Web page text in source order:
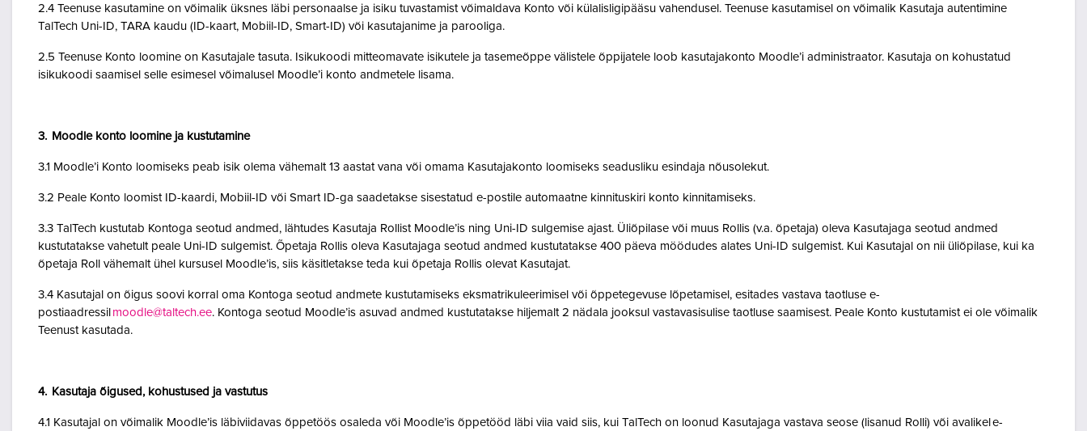
2.4 Teenuse kasutamine on võimalik üksnes läbi personaalse ja isiku tuvastamist võimaldava Konto või külalisligipääsu vahendusel. Teenuse kasutamisel on võimalik Kasutaja autentimine
TalTech Uni-ID, TARA kaudu (ID-kaart, Mobiil-ID, Smart-ID) või kasutajanime ja parooliga.
2.5 Teenuse Konto loomine on Kasutajale tasuta. Isikukoodi mitteomavate isikutele ja tasemeõppe välistele õppijatele loob kasutajakonto Moodle’i administraator. Kasutaja on kohustatud
isikukoodi saamisel selle esimesel võimalusel Moodle’i konto andmetele lisama.
3. Moodle konto loomine ja kustutamine
3.1 Moodle’i Konto loomiseks peab isik olema vähemalt 13 aastat vana või omama Kasutajakonto loomiseks seadusliku esindaja nõusolekut.
3.2 Peale Konto loomist ID-kaardi, Mobiil-ID või Smart ID-ga saadetakse sisestatud e-postile automaatne kinnituskiri konto kinnitamiseks.
3.3 TalTech kustutab Kontoga seotud andmed, lähtudes Kasutaja Rollist Moodle’is ning Uni-ID sulgemise ajast. Üliõpilase või muus Rollis (v.a. õpetaja) oleva Kasutajaga seotud andmed
kustutatakse vahetult peale Uni-ID sulgemist. Õpetaja Rollis oleva Kasutajaga seotud andmed kustutatakse 400 päeva möödudes alates Uni-ID sulgemist. Kui Kasutajal on nii üliõpilase, kui ka
õpetaja Roll vähemalt ühel kursusel Moodle’is, siis käsitletakse teda kui õpetaja Rollis olevat Kasutajat.
3.4 Kasutajal on õigus soovi korral oma Kontoga seotud andmete kustutamiseks eksmatrikuleerimisel või õppetegevuse lõpetamisel, esitades vastava taotluse e-
postiaadressil moodle@taltech.ee. Kontoga seotud Moodle’is asuvad andmed kustutatakse hiljemalt 2 nädala jooksul vastavasisulise taotluse saamisest. Peale Konto kustutamist ei ole võimalik
Teenust kasutada.
4. Kasutaja õigused, kohustused ja vastutus
4.1 Kasutajal on võimalik Moodle’is läbiviidavas õppetöös osaleda või Moodle’is õppetööd läbi viia vaid siis, kui TalTech on loonud Kasutajaga vastava seose (lisanud Rolli) või avalikel e-